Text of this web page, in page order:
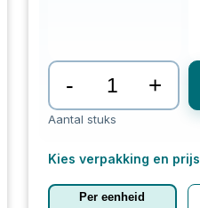
- +
Aantal stuks
Kies verpakking en prijs
Per eenheid